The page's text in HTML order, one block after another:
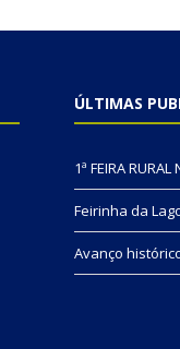
ÚLTIMAS
1ª FEIRA
Feirinha da
Avanço